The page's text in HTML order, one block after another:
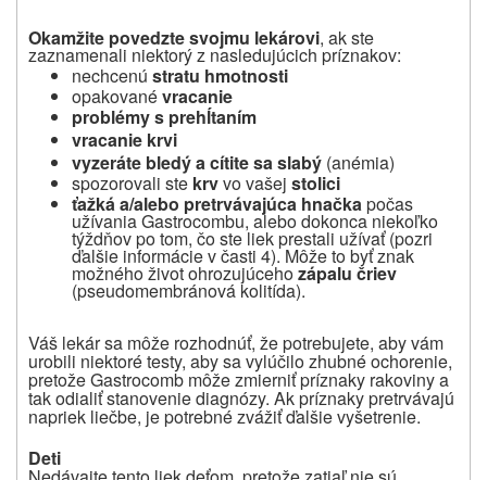
Okamžite povedzte svojmu lekárovi, ak ste
zaznamenali niektorý z nasledujúcich príznakov:
nechcenú stratu hmotnosti
opakovanévracanie
problémy s prehĺtaním
vracanie krvi
vyzeráte bledý a cítite sa slabý (anémia)
spozorovali ste krvvo vašej stolici
ťažká a/alebo pretrvávajúca hnačkapočas
užívania Gastrocombu, alebo dokonca niekoľko
týždňov po tom, čo ste liek prestali užívať (pozri
ďalšie informácie v časti 4). Môže to byť znak
možného život ohrozujúcehozápalu čriev
(pseudomembránová kolitída).
Váš lekár sa môže rozhodnúť, že potrebujete, aby vám
urobili niektoré testy, aby sa vylúčilo zhubné ochorenie,
pretože Gastrocomb môže zmierniť príznaky rakoviny a
tak odialiť stanovenie diagnózy. Ak príznaky pretrvávajú
napriek liečbe, je potrebné zvážiť ďalšie vyšetrenie.
Deti